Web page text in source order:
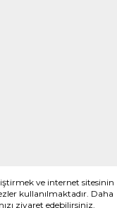
ve internet sitesinin
kullanılmaktadır. Daha
ziyaret edebilirsiniz.